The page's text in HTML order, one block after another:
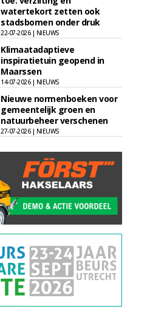
watertekort zetten ook
stadsbomen onder druk
22-07-2026 | NIEUWS
Klimaatadaptieve
inspiratietuin geopend in
Maarssen
14-07-2026 | NIEUWS
Nieuwe normenboeken voor
gemeentelijk groen en
natuurbeheer verschenen
27-07-2026 | NIEUWS